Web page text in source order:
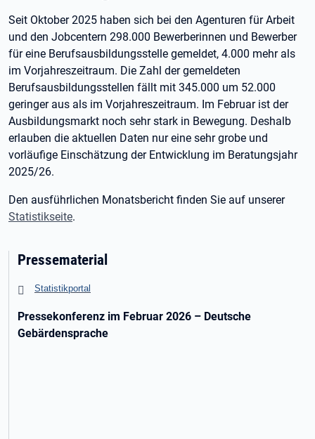
Seit Oktober 2025 haben sich bei den Agenturen für Arbeit
und den Jobcentern 298.000 Bewerberinnen und Bewerber
für eine Berufsausbildungsstelle gemeldet, 4.000 mehr als
im Vorjahreszeitraum. Die Zahl der gemeldeten
Berufsausbildungsstellen fällt mit 345.000 um 52.000
geringer aus als im Vorjahreszeitraum. Im Februar ist der
Ausbildungsmarkt noch sehr stark in Bewegung. Deshalb
erlauben die aktuellen Daten nur eine sehr grobe und
vorläufige Einschätzung der Entwicklung im Beratungsjahr
2025/26.
Den ausführlichen Monatsbericht finden Sie auf unserer
Statistikseite.
Pressematerial
Statistikportal
Pressekonferenz im Februar 2026 – Deutsche
Gebärdensprache